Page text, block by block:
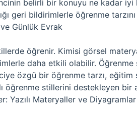
belirli bir konuyu ne kadar iyi
geri bildirimlerle öğrenme
Günlük Evrak
öğrenir. Kimisi görsel
daha etkili olabilir.
özgü bir öğrenme tarzı,
öğrenme stillerini destekleyen bir
Yazılı Materyaller ve Diyagramlar